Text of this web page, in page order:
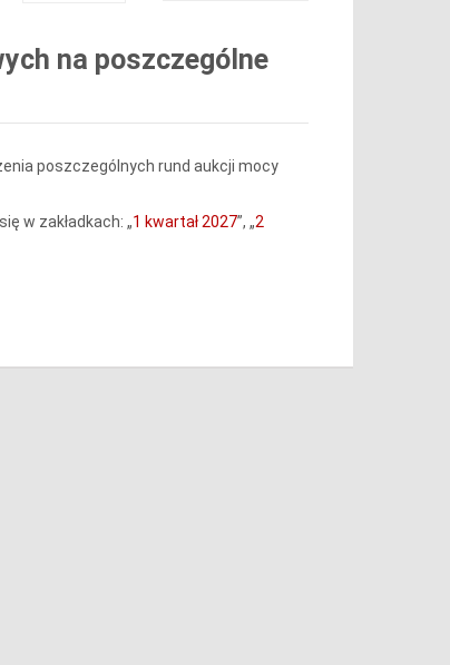
na poszczególne
poszczególnych rund aukcji mocy
w zakładkach: „1 kwartał 2027”, „2